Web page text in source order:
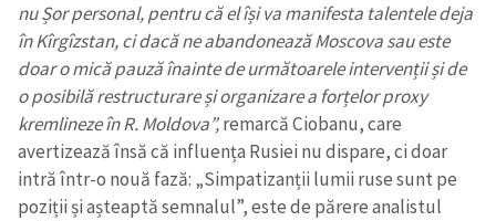
Trimite o informație
Despre ZdG
in English
на русском
nu Șor personal, pentru că el își va manifesta talentele deja
în Kîrgîzstan, ci dacă ne abandonează Moscova sau este
doar o mică pauză înainte de următoarele intervenții și de
o posibilă restructurare și organizare a forțelor proxy
kremlineze în R. Moldova”,remarcă Ciobanu, care
avertizează însă că influența Rusiei nu dispare, ci doar
intră într-o nouă fază: „Simpatizanții lumii ruse sunt pe
poziții și așteaptă semnalul”, este de părere analistul